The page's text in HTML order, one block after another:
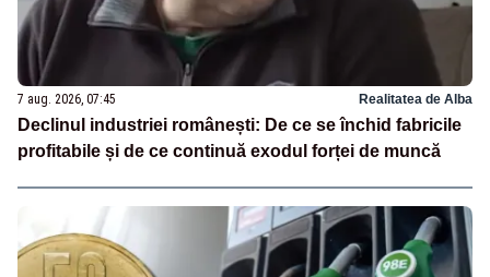
7 aug. 2026, 07:45 Realitatea de Alba
Declinul industriei românești: De ce se închid fabricile
profitabile și de ce continuă exodul forței de muncă